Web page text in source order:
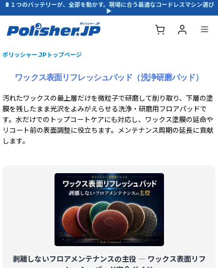
🔋１つのバッテリーが、全部を動かす。現場に合う最適なコードレスマシン選び
▶
ポリッシャー.JPトップページ
ワックス表面リフレッシュパッド（洗浄研磨パッド）
汚れたワックスの最上層だけを微粒子で研磨して削り取り、下層の塗
膜を残したまま光沢をよみがえらせる洗浄・研磨用フロアパッドで
す。水だけでのトップコートケアにも対応し、ワックス塗膜の延命や
リコート前の表面調整に役立ちます。メンテナンス周期の延長に貢献
します。
剥離しないフロアメンテナンスの主役 ― ワックス表面リフ